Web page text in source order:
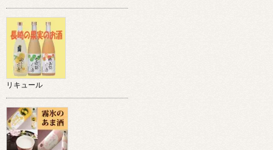
リキュール